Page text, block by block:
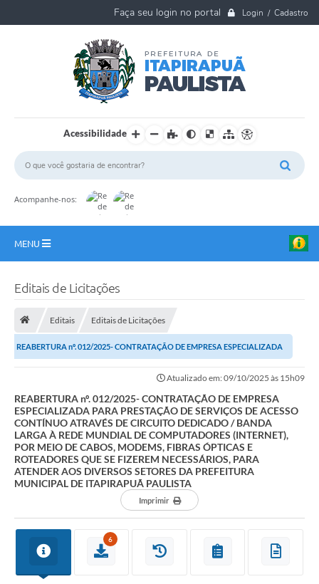
Login / Cadastro
Acessibilidade
Acompanhe-nos:
MENU
Carta de Serviços
Arquivos para Download
Galeria de Fotos
PS nº 001/2021 - Cargo Enfermeiro(a)
Audiências Públicas
Projetos
Editais de Licitações
Editais Editais de Licitações
REABERTURA nº. 012/2025- CONTRATAÇÃO DE EMPRESA ESPECIALIZADA
PARA PRESTAÇÃO DE SERVIÇOS DE ACESSO CONTÍNUO...
Atualizado em: 09/10/2025 às 15h09
REABERTURA nº. 012/2025- CONTRATAÇÃO DE EMPRESA
ESPECIALIZADA PARA PRESTAÇÃO DE SERVIÇOS DE ACESSO
CONTÍNUO ATRAVÉS DE CIRCUITO DEDICADO / BANDA
LARGA À REDE MUNDIAL DE COMPUTADORES (INTERNET),
POR MEIO DE CABOS, MODEMS, FIBRAS ÓPTICAS E
ROTEADORES QUE SE FIZEREM NECESSÁRIOS, PARA
ATENDER AOS DIVERSOS SETORES DA PREFEITURA
MUNICIPAL DE ITAPIRAPUÃ PAULISTA
Imprimir
6